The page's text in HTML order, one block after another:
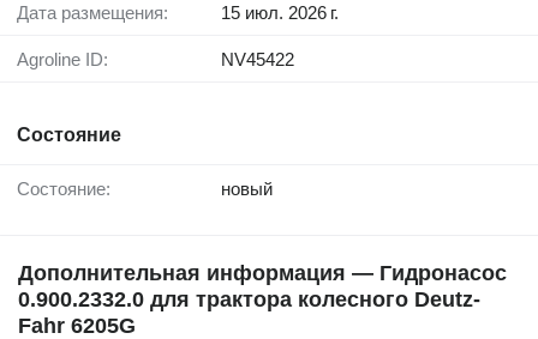
Дата размещения: 15 июл. 2026 г.
Agroline ID: NV45422
Состояние
Состояние: новый
Дополнительная информация — Гидронасос
0.900.2332.0 для трактора колесного Deutz-
Fahr 6205G